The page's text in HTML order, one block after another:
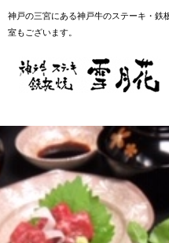
神戸の三宮にある神戸牛のステーキ・鉄
室もございます。